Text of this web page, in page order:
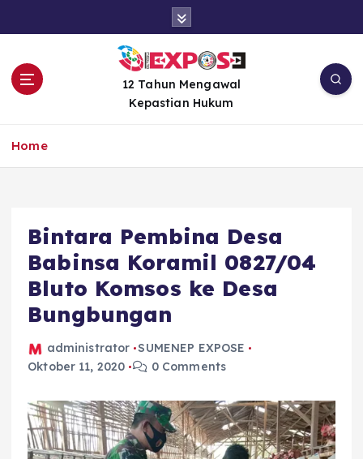
12 Tahun Mengawal
Kepastian Hukum
Home
Bintara Pembina Desa
Babinsa Koramil 0827/04
Bluto Komsos ke Desa
Bungbungan
administrator SUMENEP EXPOSE
Oktober 11, 2020
0 Comments